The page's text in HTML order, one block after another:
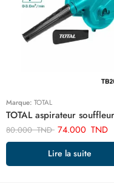
Marque: TOTAL
80.000TND 74.000 TND
Lire la suite